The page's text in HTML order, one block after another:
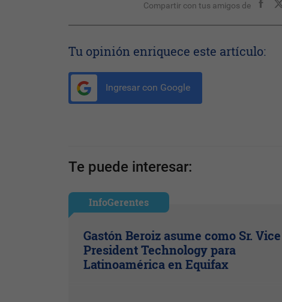
Compartir con tus amigos de
Tu opinión enriquece este artículo:
Ingresar con Google
Te puede interesar:
InfoGerentes
Gastón Beroiz asume como Sr. Vice
President Technology para
Latinoamérica en Equifax